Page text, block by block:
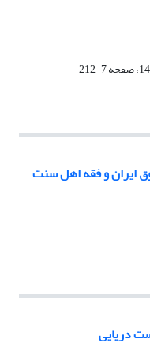
ایران و فقه اهل سنت
دریایی